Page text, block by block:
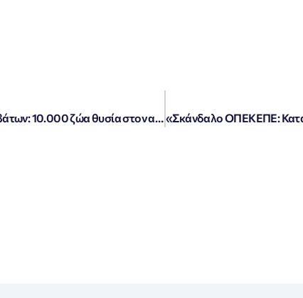
«Συναγερμός για την ευλογιά των προβάτων: 10.000 ζώα θυσία στον αγώνα κατά της επιδημίας»